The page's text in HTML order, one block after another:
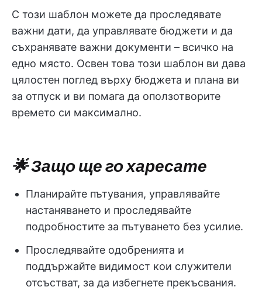
С този шаблон можете да проследявате
важни дати, да управлявате бюджети и да
съхранявате важни документи – всичко на
едно място. Освен това този шаблон ви дава
цялостен поглед върху бюджета и плана ви
за отпуск и ви помага да оползотворите
времето си максимално.
🌟 Защо ще го харесате
Планирайте пътувания, управлявайте
настаняването и проследявайте
подробностите за пътуването без усилие.
Проследявайте одобренията и
поддържайте видимост кои служители
отсъстват, за да избегнете прекъсвания.